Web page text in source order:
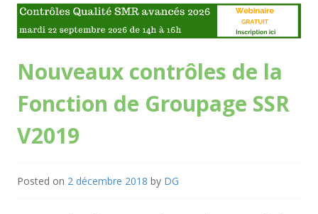
Nouveaux contrôles de la
Fonction de Groupage SSR
V2019
Posted on 2 décembre 2018 by DG